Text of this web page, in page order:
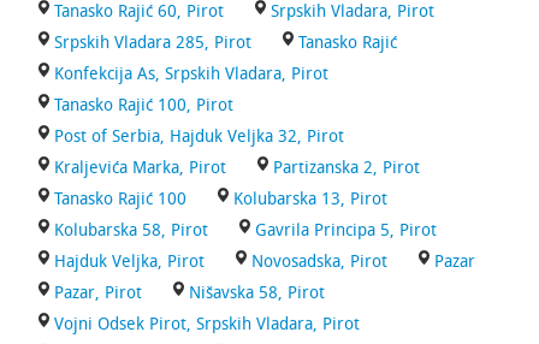
Tanasko Rajić 60, Pirot
Srpskih Vladara, Pirot
Srpskih Vladara 285, Pirot
Tanasko Rajić
Konfekcija As, Srpskih Vladara, Pirot
Tanasko Rajić 100, Pirot
Post of Serbia, Hajduk Veljka 32, Pirot
Kraljevića Marka, Pirot
Partizanska 2, Pirot
Tanasko Rajić 100
Kolubarska 13, Pirot
Kolubarska 58, Pirot
Gavrila Principa 5, Pirot
Hajduk Veljka, Pirot
Novosadska, Pirot
Pazar
Pazar, Pirot
Nišavska 58, Pirot
Vojni Odsek Pirot, Srpskih Vladara, Pirot